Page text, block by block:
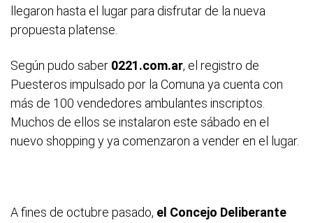
llegaron hasta el lugar para disfrutar de la nueva
propuesta platense.
Según pudo saber 0221.com.ar, el registro de
Puesteros impulsado por la Comuna ya cuenta con
más de 100 vendedores ambulantes inscriptos.
Muchos de ellos se instalaron este sábado en el
nuevo shopping y ya comenzaron a vender en el lugar.
A fines de octubre pasado, el Concejo Deliberante